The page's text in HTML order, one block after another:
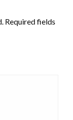
Required fields